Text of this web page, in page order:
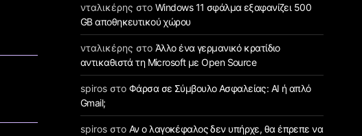
νταλικέρης στο Windows 11 σφάλμα εξαφανίζει 500
GB αποθηκευτικού χώρου
νταλικέρης στο Άλλο ένα γερμανικό κρατίδιο
αντικαθιστά τη Microsoft με Open Source
spiros στο Φάρσα σε Σύμβουλο Ασφαλείας: AI ή απλό
Gmail;
spiros στο Αν ο λαγοκέφαλος δεν υπήρχε, θα έπρεπε να